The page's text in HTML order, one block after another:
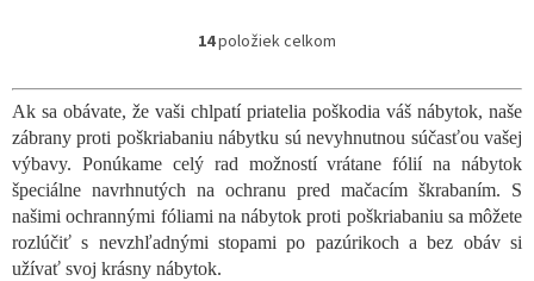
O
l
á
d
a
c
i
e
p
14položiek celkom
Ak sa obávate, že vaši chlpatí priatelia poškodia váš nábytok, naše
zábrany proti poškriabaniu nábytku sú nevyhnutnou súčasťou vašej
výbavy. Ponúkame celý rad možností vrátane fólií na nábytok
špeciálne navrhnutých na ochranu pred mačacím škrabaním. S
našimi ochrannými fóliami na nábytok proti poškriabaniu sa môžete
rozlúčiť s nevzhľadnými stopami po pazúrikoch a bez obáv si
užívať svoj krásny nábytok.